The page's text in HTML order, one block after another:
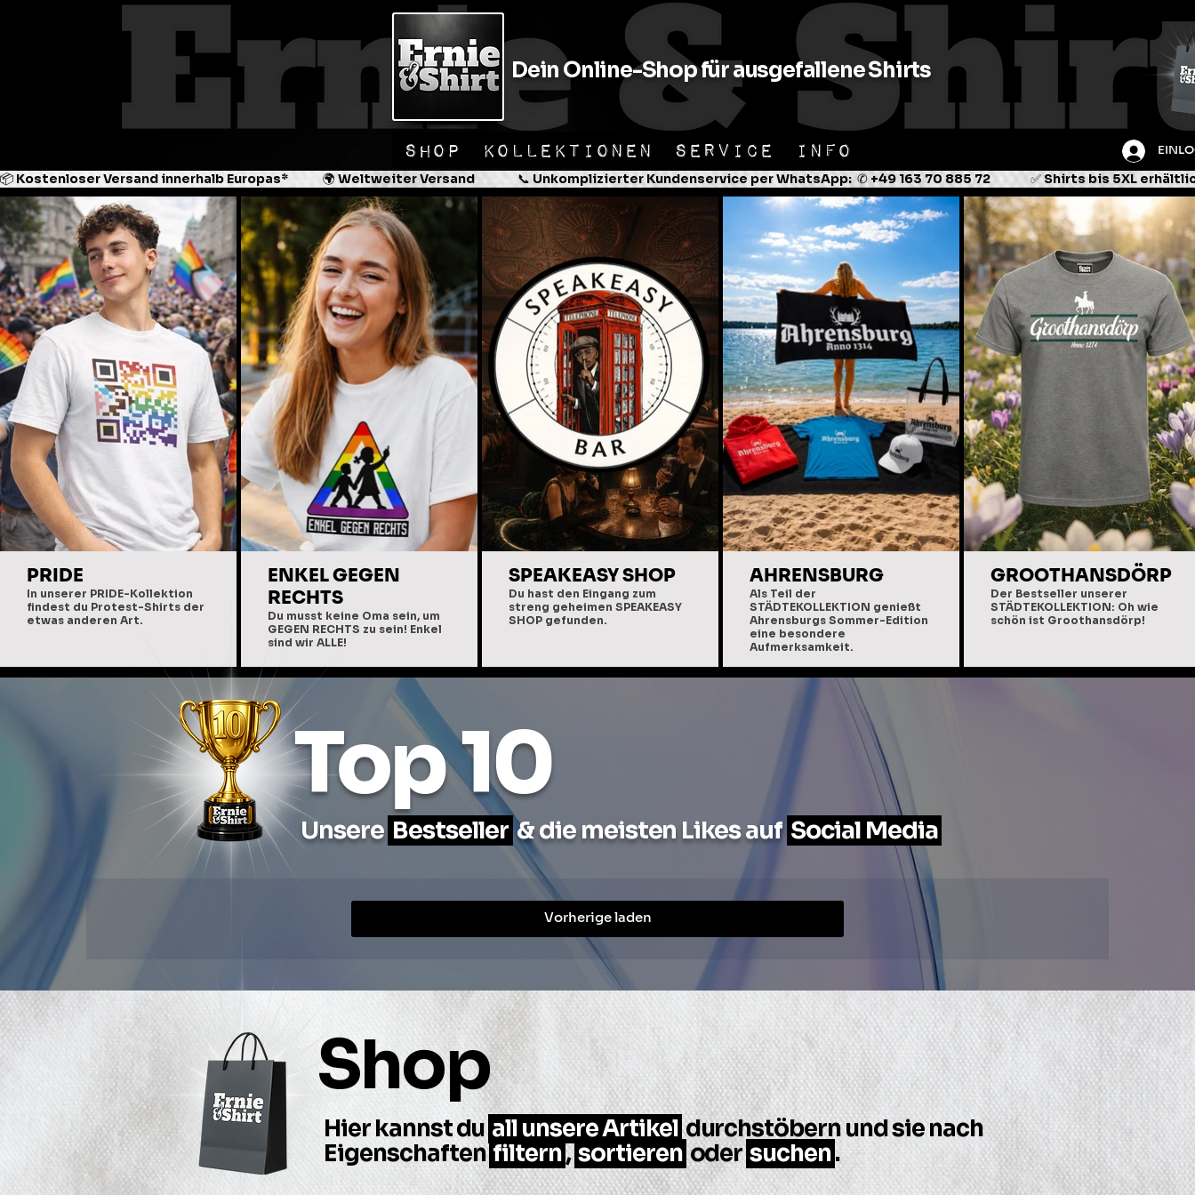
Dein Online-Shop für ausgefallene Shirts
SHOP KOLLEKTIONEN SERVICE INFO
📦 Kostenloser Versand innerhalb Europas*             🌍 Weltweiter Versand                📞 Unkomplizierter Kundenservice per WhatsApp:  ✆ +49 163 70 885 72               ✅ Shirts bis
PRIDE
In unserer PRIDE-Kollektion
findest du Protest-Shirts der
etwas anderen Art.
ENKEL GEGEN
RECHTS
Du musst keine Oma sein, um
GEGEN RECHTS zu sein! Enkel
sind wir ALLE!
SPEAKEASY SHOP
Du hast den Eingang zum
streng geheimen SPEAKEASY
SHOP gefunden.
AHRENSBURG
Als Teil der
STÄDTEKOLLEKTION genießt
Ahrensburgs Sommer-Edition
eine besondere
Aufmerksamkeit.
GROOTHANSDÖRP
Der Bestseller unserer
STÄDTEKOLLEKTION: Oh wie
schön ist Groothansdörp!
Top 10
Unsere Bestseller & die meisten Likes auf Social Media
Vorherige laden
Shop
Hier kannst du all unsere Artikeldurchstöbern und sie nach
Eigenschaftenfiltern,sortierenodersuchen.